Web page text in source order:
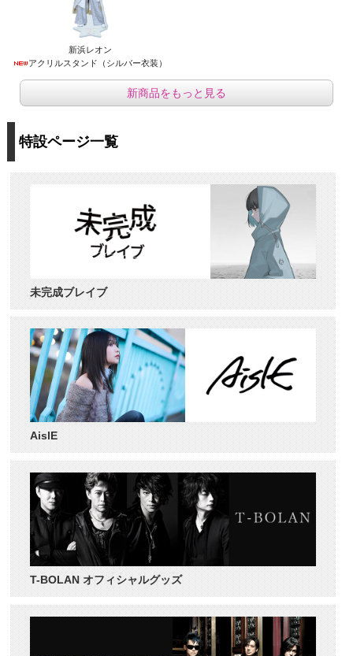
新浜レオン
アクリルスタンド（シルバー衣装）
新商品をもっと見る
特設ページ一覧
未完成ブレイブ
AislE
T-BOLAN オフィシャルグッズ